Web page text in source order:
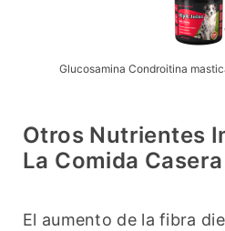
Glucosamina Condroitina
Otros Nutrientes
La Comida
El aumento de la fibra